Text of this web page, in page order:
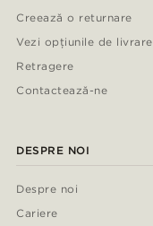
Creează o returnare
Vezi opțiunile de livrare
Retragere
Contactează-ne
DESPRE NOI
Despre noi
Cariere